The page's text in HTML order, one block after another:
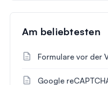
Am beliebtesten
Formulare vor der
Google